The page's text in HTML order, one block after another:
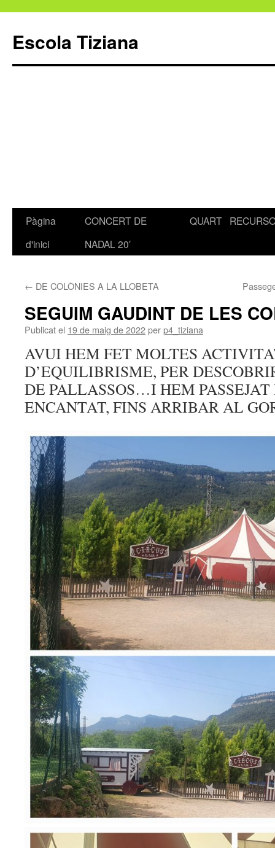
Escola Tiziana
Vés
Pàgina
d'inici
CONCERT DE
NADAL 20′
QUART
← DE COLÒNIES A LA LLOBETA
SEGUIM GAUDINT DE LES
Publicat el 19 de maig de 2022perp4_tiziana
AVUI HEM FET MOLTES
D’EQUILIBRISME, PER
DE PALLASSOS…I HEM PASSEJAT
ENCANTAT, FINS ARRIBAR AL